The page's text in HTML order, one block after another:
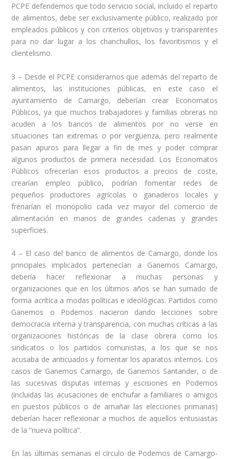
PCPE defendemos que todo servicio social, incluido el reparto
de alimentos, debe ser exclusivamente público, realizado por
empleados públicos y con criterios objetivos y transparentes
para no dar lugar a los chanchullos, los favoritismos y el
clientelismo.
3 – Desde el PCPE consideramos que además del reparto de
alimentos, las instituciones públicas, en este caso el
ayuntamiento de Camargo, deberían crear Economatos
Públicos, ya que muchos trabajadores y familias obreras no
acuden a los bancos de alimentos por no verse en
situaciones tan extremas o por vergüenza, pero realmente
pasan apuros para llegar a fin de mes y poder comprar
algunos productos de primera necesidad. Los Economatos
Públicos ofrecerían esos productos a precios de coste,
crearían empleo público, podrían fomentar redes de
pequeños productores agrícolas o ganaderos locales y
frenarían el monopolio cada vez mayor del comercio de
alimentación en manos de grandes cadenas y grandes
superficies.
4 – El caso del banco de alimentos de Camargo, donde los
principales implicados pertenecían a Ganemos Camargo,
debería hacer reflexionar a muchas personas y
organizaciones que en los últimos años se han sumado de
forma acrítica a modas políticas e ideológicas. Partidos como
Ganemos o Podemos nacieron dando lecciones sobre
democracia interna y transparencia, con muchas críticas a las
organizaciones históricas de la clase obrera como los
sindicatos o los partidos comunistas, a los que se nos
acusaba de anticuados y fomentar los aparatos internos. Los
casos de Ganemos Camargo, de Ganemos Santander, o de
las sucesivas disputas internas y escisiones en Podemos
(incluidas las acusaciones de enchufar a familiares o amigos
en puestos públicos o de amañar las elecciones primarias)
deberían hacer reflexionar a muchos de aquellos entusiastas
de la “nueva política”.
En las últimas semanas el círculo de Podemos de Camargo-